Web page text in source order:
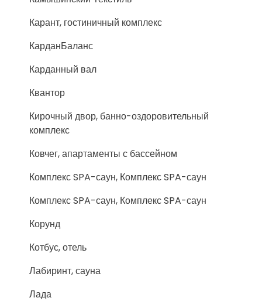
Карант, гостиничный комплекс
КарданБаланс
Карданный вал
Квантор
Кирочный двор, банно-оздоровительный
комплекс
Ковчег, апартаменты с бассейном
Комплекс SPA-саун, Комплекс SPA-саун
Комплекс SPA-саун, Комплекс SPA-саун
Корунд
Котбус, отель
Лабиринт, сауна
Лада